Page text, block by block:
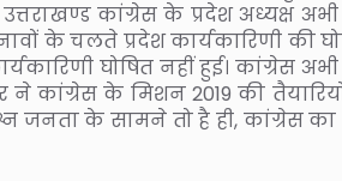
कांग्रेस के प्रदेश अध्यक्ष
के चलते प्रदेश कार्यकारिणी की
घोषित नहीं हुई। कांग्रेस
ने कांग्रेस के मिशन 2019 की
जनता के सामने तो है ही, कांग्रेस